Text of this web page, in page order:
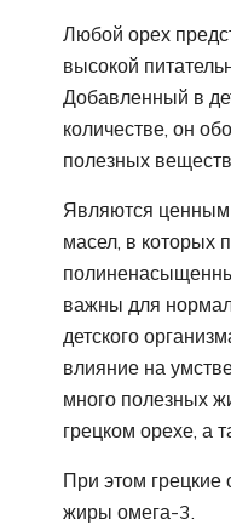
Любой орех
высокой
Добавленный в
количестве, он
полезных веществ.
Являются ценным
масел, в которых
важны для
детского
влияние на
много полезных
грецком орехе, а
При этом грецкие
жиры омега-3.